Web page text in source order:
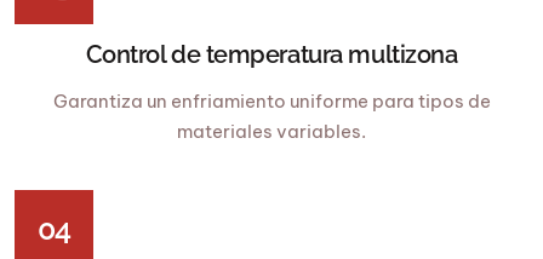
Control de temperatura multizona
Garantiza un enfriamiento uniforme para tipos de
materiales variables.
04